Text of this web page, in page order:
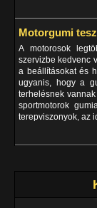
Motorgumi
A motorosok
szervizbe kedvenc
a beállításokat és
ugyanis, hogy a
terhelésnek
sportmotorok
terepviszonyok, az